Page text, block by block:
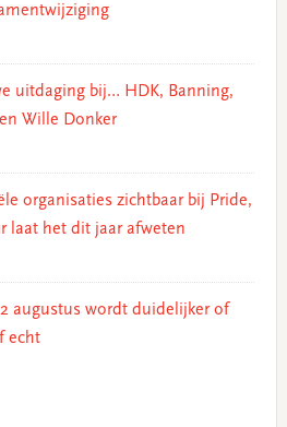
uitdaging bij… HDK, Banning,
Wille Donker
organisaties zichtbaar bij Pride,
laat het dit jaar afweten
augustus wordt duidelijker of
echt